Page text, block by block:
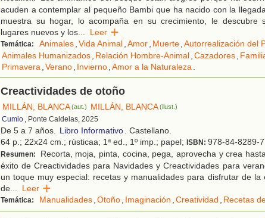
acuden a contemplar al pequeño Bambi que ha nacido con la
muestra su hogar, lo acompaña en su crecimiento, le descubre
lugares nuevos y los... Leer
Temática: Animales,Vida Animal,Amor, Muerte,Autorrealización del
Animales Humanizados, Relación Hombre-Animal,Cazadores,
Primavera,Verano, Invierno,Amor a la Naturaleza.
Creactividades de otoño
MILLÁN, BLANCA(aut.) MILLÁN, BLANCA(ilust.)
Cumio , Ponte Caldelas, 2025
De 5 a 7 años. Libro Informativo. Castellano.
64 p.; 22x24 cm.; rústicaa; 1ª ed., 1º imp.; papel; ISBN: 978-84-8289-
Resumen:
Recorta, moja, pinta, cocina, pega, aprovecha y crea
éxito de Creactividades para Navidades y Creactividades para
un toque muy especial: recetas y manualidades para disfrutar de
de... Leer
Temática: Manualidades,Otoño, Imaginación ,Creatividad , Recetas